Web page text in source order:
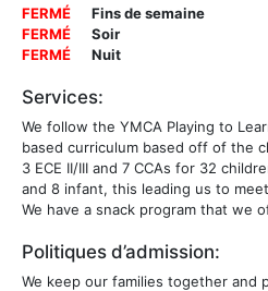
FERMÉ
Fins de semaine
FERMÉ
Soir
FERMÉ
Nuit
Services:
We follow the YMCA Playing to
based curriculum based off of the
3 ECE II/III and 7 CCAs for 32
and 8 infant, this leading us to
We have a snack program that we
Politiques d’admission:
We keep our families together and